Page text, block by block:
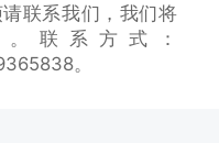
联系我们，我们将
联系方式：
。